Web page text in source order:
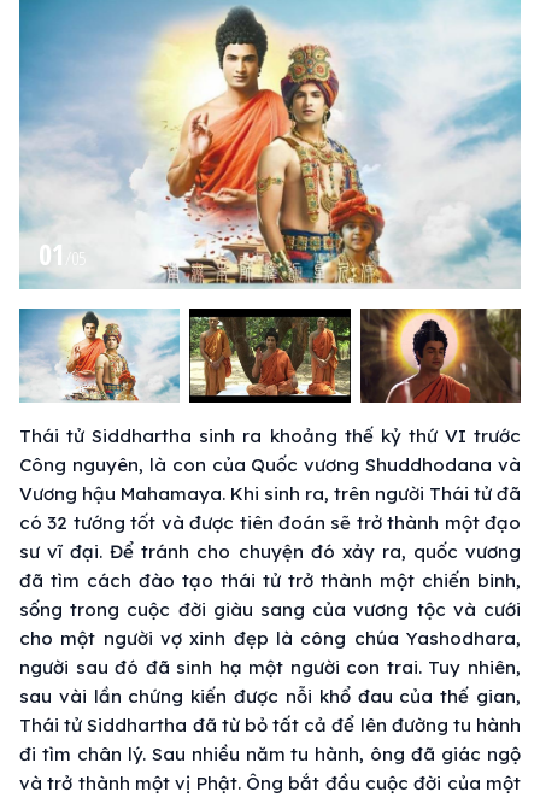
01 05
Thái tử Siddhartha sinh ra khoảng thế kỷ thứ VI trước
Công nguyên, là con của Quốc vương Shuddhodana và
Vương hậu Mahamaya. Khi sinh ra, trên người Thái tử đã
có 32 tướng tốt và được tiên đoán sẽ trở thành một đạo
sư vĩ đại. Để tránh cho chuyện đó xảy ra, quốc vương
đã tìm cách đào tạo thái tử trở thành một chiến binh,
sống trong cuộc đời giàu sang của vương tộc và cưới
cho một người vợ xinh đẹp là công chúa Yashodhara,
người sau đó đã sinh hạ một người con trai. Tuy nhiên,
sau vài lần chứng kiến được nỗi khổ đau của thế gian,
Thái tử Siddhartha đã từ bỏ tất cả để lên đường tu hành
đi tìm chân lý. Sau nhiều năm tu hành, ông đã giác ngộ
và trở thành một vị Phật. Ông bắt đầu cuộc đời của một